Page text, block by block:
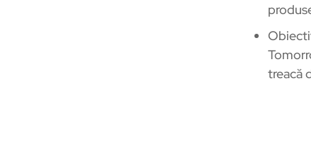
treacă